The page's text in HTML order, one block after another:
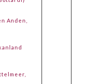
Anden,